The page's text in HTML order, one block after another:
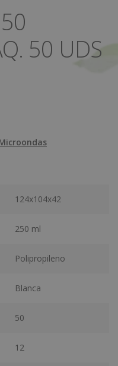
50 UDS
124x104x42
250 ml
Polipropileno
Blanca
50
12